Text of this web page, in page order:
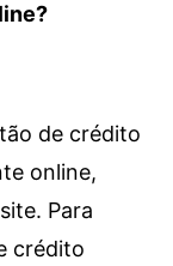
de crédito
online,
Para
crédito